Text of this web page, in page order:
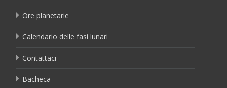
Ore planetarie
Calendario delle fasi lunari
Contattaci
Bacheca